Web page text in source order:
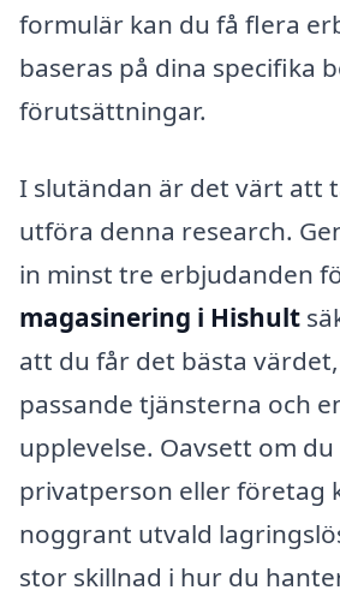
formulär kan du få flera
baseras på dina specifika
förutsättningar.
I slutändan är det värt att
utföra denna research.
in minst tre erbjudanden
magasinering i Hishult
att du får det bästa
passande tjänsterna och
upplevelse. Oavsett om
privatperson eller företag
noggrant utvald
stor skillnad i hur du